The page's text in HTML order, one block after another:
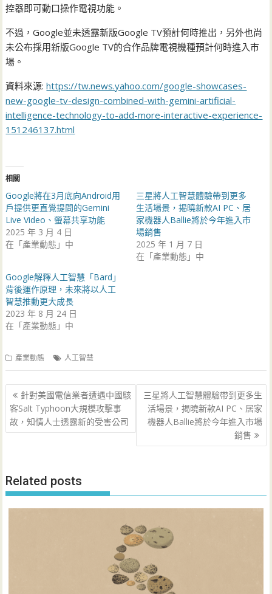
控器即可動口操作電視功能。
不過，Google並未透露新版Google TV預計何時推出，另外也尚
未公布採用新版Google TV的合作品牌電視機種預計何時進入市
場。
資料來源:https://tw.news.yahoo.com/google-showcases-
new-google-tv-design-combined-with-gemini-artificial-
intelligence-technology-to-add-more-interactive-experience-
151246137.html
相關
Google將在3月底向Android用
戶提供更直覺提問的Gemini
Live Video、螢幕共享功能
2025 年 3 月 4 日
在「產業動態」中
三星將人工智慧體驗帶到更多
生活場景，揭曉新款AI PC、居
家機器人Ballie將於今年進入市
場銷售
2025 年 1 月 7 日
在「產業動態」中
Google解釋人工智慧「Bard」
背後運作原理，未來將以人工
智慧推動更大成長
2023 年 8 月 24 日
在「產業動態」中
產業動態 人工智慧
文
章
導
針對美國電信業者遭遇中國駭
客Salt Typhoon大規模攻擊事
故，知情人士透露新的受害公司
三星將人工智慧體驗帶到更多生
活場景，揭曉新款AI PC、居家
機器人Ballie將於今年進入市場
銷售
Related posts